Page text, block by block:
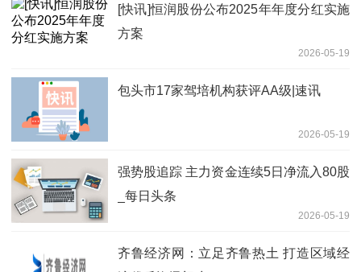
[快讯]恒润股份公布2025年年度分红实施
方案
2026-05-19
包头市17家驾培机构获评AA级|速讯
2026-05-19
强势股追踪 主力资金连续5日净流入80股
_每日头条
2026-05-19
齐鲁经济网：立足齐鲁热土 打造区域经